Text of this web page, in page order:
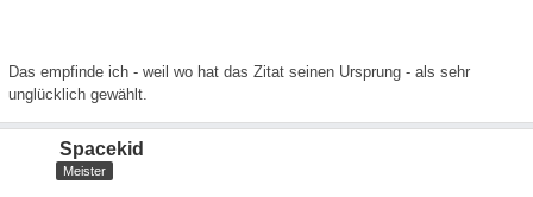
Das empfinde ich - weil wo hat das Zitat seinen Ursprung - als sehr
unglücklich gewählt.
Spacekid
Meister